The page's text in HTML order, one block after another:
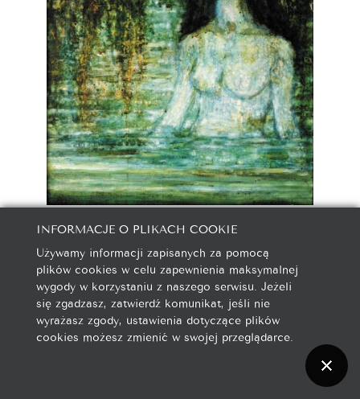
Irena Kużdowicz
Akt w wodzie
1991
INFORMACJE O PLIKACH COOKIE
Używamy informacji zapisanych za pomocą
plików cookies w celu zapewnienia maksymalnej
wygody w korzystaniu z naszego serwisu. Jeżeli
się zgadzasz, zatwierdź komunikat, jeśli nie
wyrażasz zgody, ustawienia dotyczące plików
cookies możesz zmienić w swojej przeglądarce.